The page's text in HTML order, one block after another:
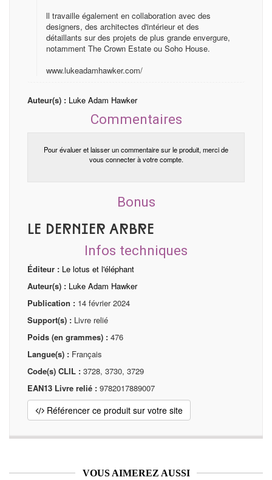
ll travaille également en collaboration avec des
designers, des architectes d'intérieur et des
détaillants sur des projets de plus grande envergure,
notamment The Crown Estate ou Soho House.
www.lukeadamhawker.com/
Auteur(s) : Luke Adam Hawker
Commentaires
Pour évaluer et laisser un commentaire sur le produit, merci de
vous connecter à votre compte.
Bonus
Le Dernier Arbre
Infos techniques
Éditeur : Le lotus et l'éléphant
Auteur(s) : Luke Adam Hawker
Publication : 14 février 2024
Support(s) : Livre relié
Poids (en grammes) : 476
Langue(s) : Français
Code(s) CLIL : 3728, 3730, 3729
EAN13 Livre relié : 9782017889007
Référencer ce produit sur votre site
VOUS AIMEREZ AUSSI